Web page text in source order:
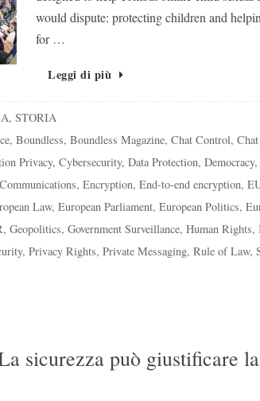
would dispute: protecting children and
for …
Leggi di più
, STORIA
,Boundless,Boundless Magazine,Chat Control,
Privacy, Cybersecurity, Data Protection, Democracy,
, Encryption, End-to-end encryption,
Law, European Parliament, European Politics,
, Geopolitics, Government Surveillance, Human Rights,
, Privacy Rights, Private Messaging, Rule of Law,
sicurezza può giustificare